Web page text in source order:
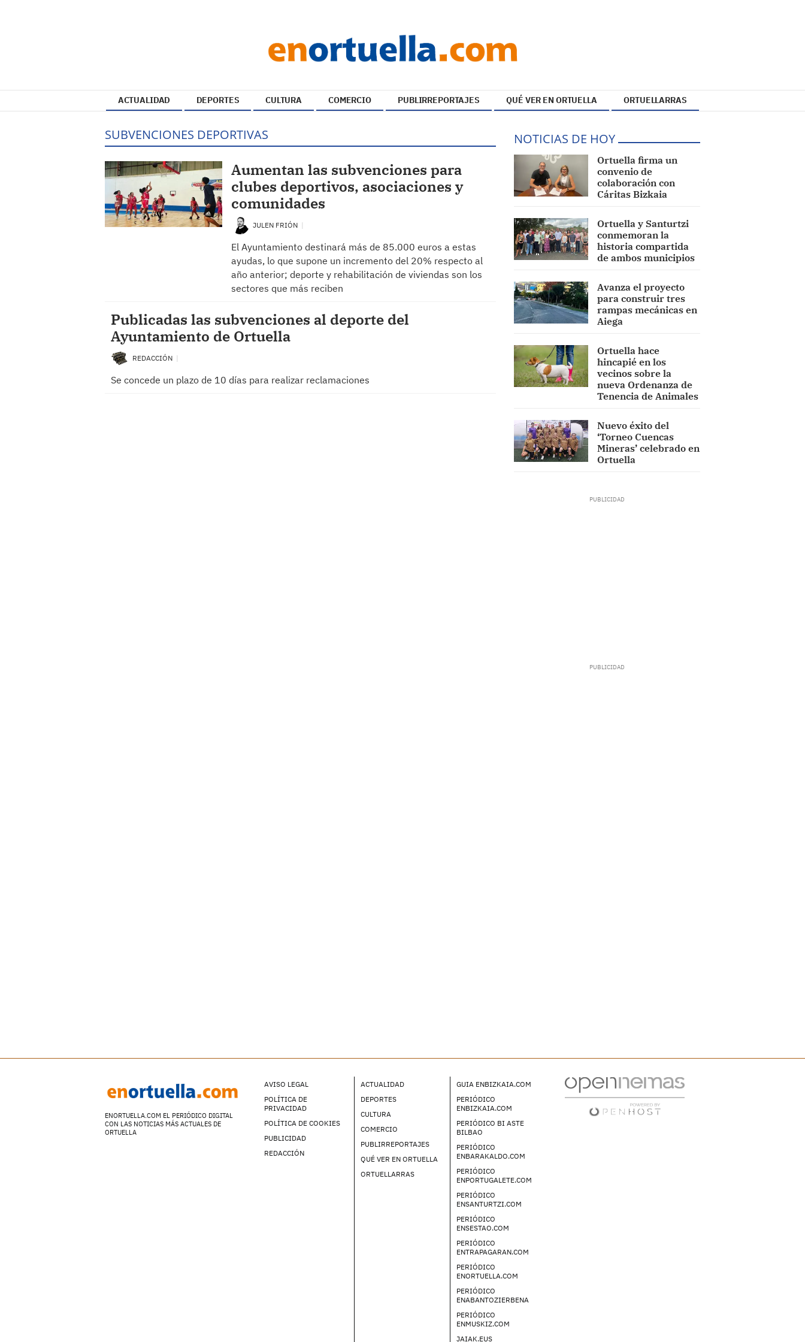
ACTUALIDAD DEPORTES CULTURA COMERCIO PUBLIRREPORTAJES QUÉ VER EN ORTUELLA ORTUELLARRAS
SUBVENCIONES DEPORTIVAS
Aumentan las subvenciones para
clubes deportivos, asociaciones y
comunidades
JULEN FRIÓN
El Ayuntamiento destinará más de 85.000 euros a estas
ayudas, lo que supone un incremento del 20% respecto al
año anterior; deporte y rehabilitación de viviendas son los
sectores que más reciben
Publicadas las subvenciones al deporte del
Ayuntamiento de Ortuella
REDACCIÓN
Se concede un plazo de 10 días para realizar reclamaciones
NOTICIAS DE HOY
Ortuella firma un
convenio de
colaboración con
Cáritas Bizkaia
Ortuella y Santurtzi
conmemoran la
historia compartida
de ambos municipios
Avanza el proyecto
para construir tres
rampas mecánicas en
Aiega
Ortuella hace
hincapié en los
vecinos sobre la
nueva Ordenanza de
Tenencia de Animales
Nuevo éxito del
‘Torneo Cuencas
Mineras’ celebrado en
Ortuella
ENORTUELLA.COM EL PERIÓDICO DIGITAL
CON LAS NOTICIAS MÁS ACTUALES DE
ORTUELLA
AVISO LEGAL
POLÍTICA DE
PRIVACIDAD
POLÍTICA DE COOKIES
PUBLICIDAD
REDACCIÓN
ACTUALIDAD
DEPORTES
CULTURA
COMERCIO
PUBLIRREPORTAJES
QUÉ VER EN ORTUELLA
ORTUELLARRAS
GUIA ENBIZKAIA.COM
PERIÓDICO
ENBIZKAIA.COM
PERIÓDICO BI ASTE
BILBAO
PERIÓDICO
ENBARAKALDO.COM
PERIÓDICO
ENPORTUGALETE.COM
PERIÓDICO
ENSANTURTZI.COM
PERIÓDICO
ENSESTAO.COM
PERIÓDICO
ENTRAPAGARAN.COM
PERIÓDICO
ENORTUELLA.COM
PERIÓDICO
ENABANTOZIERBENA
PERIÓDICO
ENMUSKIZ.COM
JAIAK.EUS